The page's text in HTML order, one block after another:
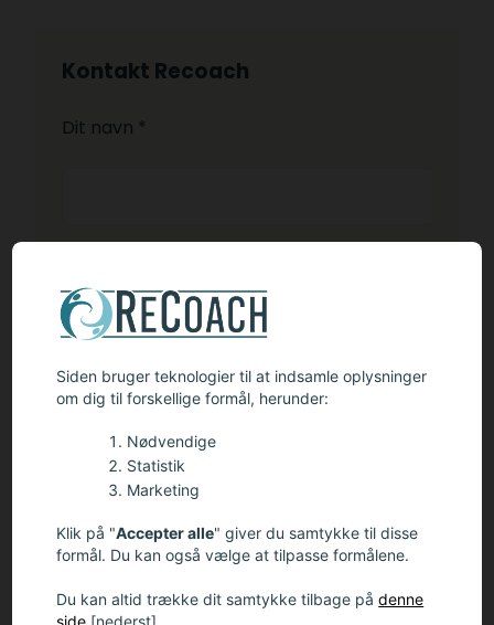
Kontakt Recoach
Dit navn *
Din email *
Din besked *
Siden bruger teknologier til at indsamle oplysninger
om dig til forskellige formål, herunder:
Nødvendige
Statistik
Marketing
Klik på "Accepter alle" giver du samtykke til disse
formål. Du kan også vælge at tilpasse formålene.
Du kan altid trække dit samtykke tilbage pådenne
side [nederst]